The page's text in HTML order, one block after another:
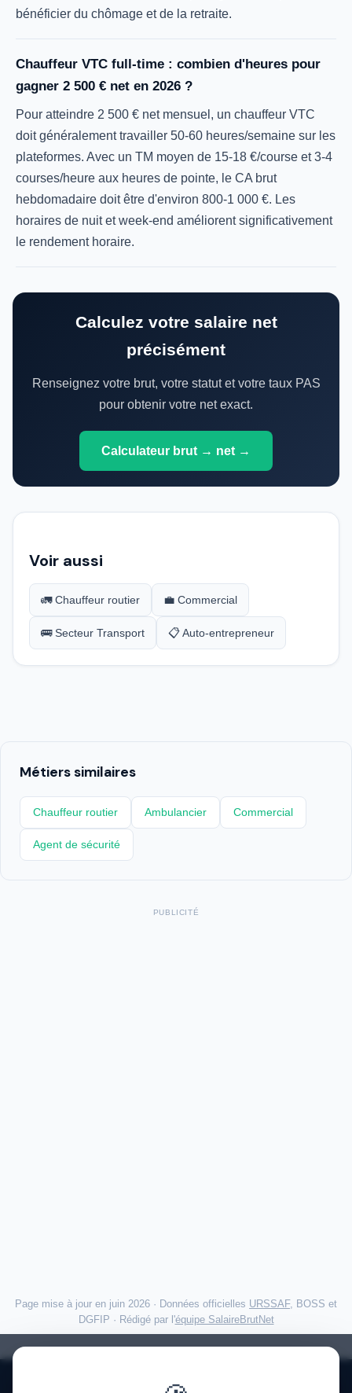
bénéficier du chômage et de la retraite.
Chauffeur VTC full-time : combien d'heures pour
gagner 2 500 € net en 2026 ?
Pour atteindre 2 500 € net mensuel, un chauffeur VTC
doit généralement travailler 50-60 heures/semaine sur les
plateformes. Avec un TM moyen de 15-18 €/course et 3-4
courses/heure aux heures de pointe, le CA brut
hebdomadaire doit être d'environ 800-1 000 €. Les
horaires de nuit et week-end améliorent significativement
le rendement horaire.
Calculez votre salaire net
précisément
Renseignez votre brut, votre statut et votre taux PAS
pour obtenir votre net exact.
Calculateur brut → net →
Voir aussi
🚛 Chauffeur routier 💼 Commercial
🚌 Secteur Transport 📋 Auto-entrepreneur
Métiers similaires
Chauffeur routier Ambulancier Commercial
Agent de sécurité
PUBLICITÉ
Page mise à jour en juin 2026 · Données officielles URSSAF, BOSS et
DGFIP · Rédigé par l'équipe SalaireBrutNet
Politique de confidentialité